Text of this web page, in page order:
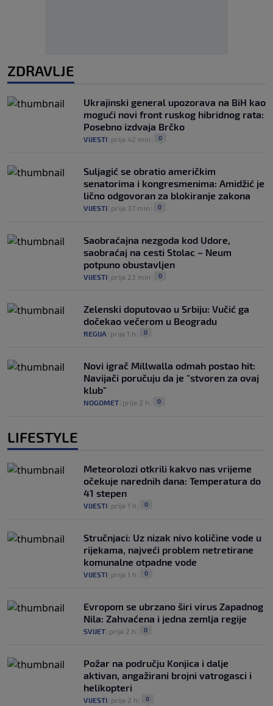
ZDRAVLJE
Ukrajinski general upozorava na BiH kao
mogući novi front ruskog hibridnog rata:
Posebno izdvaja Brčko
VIJESTI prije 42 min 0
Suljagić se obratio američkim
senatorima i kongresmenima: Amidžić je
lično odgovoran za blokiranje zakona
VIJESTI prije 37 min 0
Saobraćajna nezgoda kod Udore,
saobraćaj na cesti Stolac – Neum
potpuno obustavljen
VIJESTI prije 23 min 0
Zelenski doputovao u Srbiju: Vučić ga
dočekao večerom u Beogradu
REGIJA prije 1 h 0
Novi igrač Millwalla odmah postao hit:
Navijači poručuju da je "stvoren za ovaj
klub"
NOGOMET prije 2 h 0
LIFESTYLE
Meteorolozi otkrili kakvo nas vrijeme
očekuje narednih dana: Temperatura do
41 stepen
VIJESTI prije 1 h 0
Stručnjaci: Uz nizak nivo količine vode u
rijekama, najveći problem netretirane
komunalne otpadne vode
VIJESTI prije 1 h 0
Evropom se ubrzano širi virus Zapadnog
Nila: Zahvaćena i jedna zemlja regije
SVIJET prije 2 h 0
Požar na području Konjica i dalje
aktivan, angažirani brojni vatrogasci i
helikopteri
VIJESTI prije 2 h 0